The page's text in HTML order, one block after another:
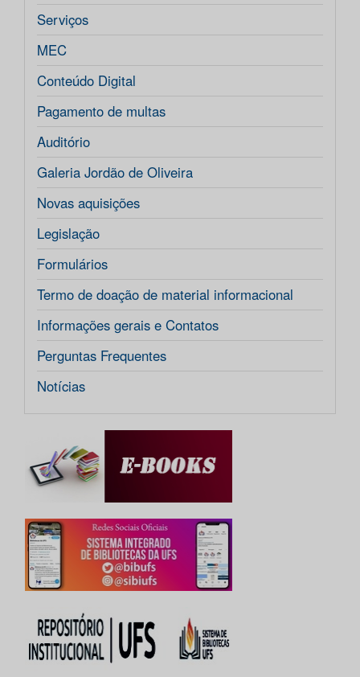
Serviços
MEC
Conteúdo Digital
Pagamento de multas
Auditório
Galeria Jordão de Oliveira
Novas aquisições
Legislação
Formulários
Termo de doação de material informacional
Informações gerais e Contatos
Perguntas Frequentes
Notícias